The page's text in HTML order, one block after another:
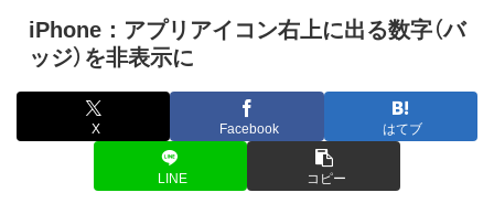
iPhone：アプリアイコン右上に出る数字（バ
ッジ）を非表示に
X Facebook はてブ
LINE コピー